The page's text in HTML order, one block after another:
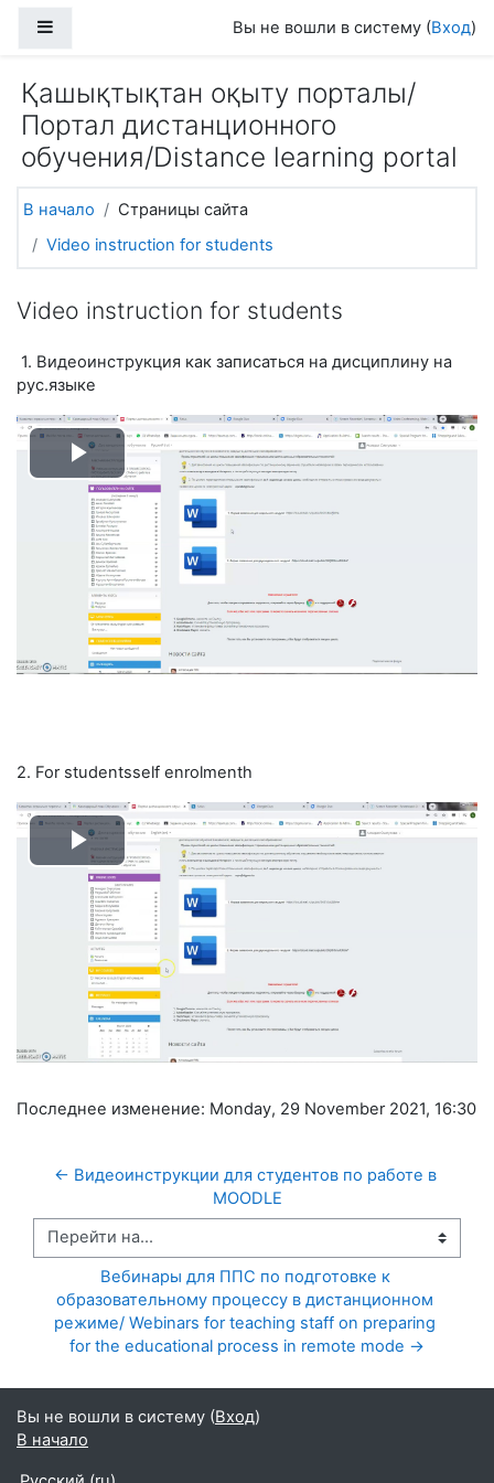
Вы не вошли в систему (Вход)
Қашықтықтан оқыту порталы/
Портал дистанционного
обучения/Distance learning portal
В начало
Страницы сайта
Video instruction for students
Video instruction for students
1. Видеоинструкция как записаться на дисциплину на
рус.языке
Воспроизвести
видео
2. For studentsself enrolmenth
Воспроизвести
видео
Последнее изменение: Monday, 29 November 2021, 16:30
← Видеоинструкции для студентов по работе в
MOODLE
Перейти на...
Вебинары для ППС по подготовке к
образовательному процессу в дистанционном
режиме/ Webinars for teaching staff on preparing
for the educational process in remote mode →
Вы не вошли в систему (Вход)
В начало